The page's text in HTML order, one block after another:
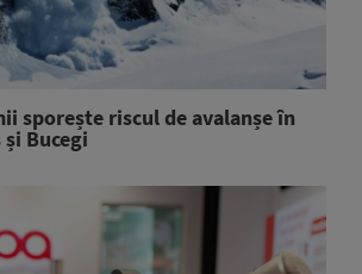
sporește riscul de avalanșe în
Bucegi